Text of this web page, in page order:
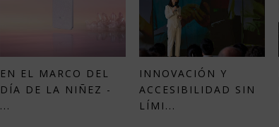
EN EL MARCO DEL
DÍA DE LA NIÑEZ -
...
INNOVACIÓN Y
ACCESIBILIDAD SIN
LÍMI...